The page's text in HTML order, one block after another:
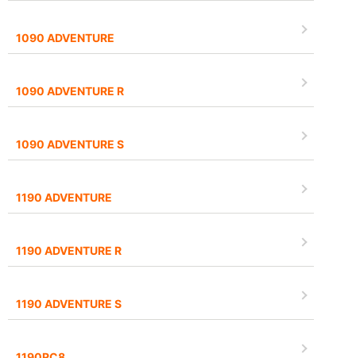
1090 ADVENTURE
1090 ADVENTURE R
1090 ADVENTURE S
1190 ADVENTURE
1190 ADVENTURE R
1190 ADVENTURE S